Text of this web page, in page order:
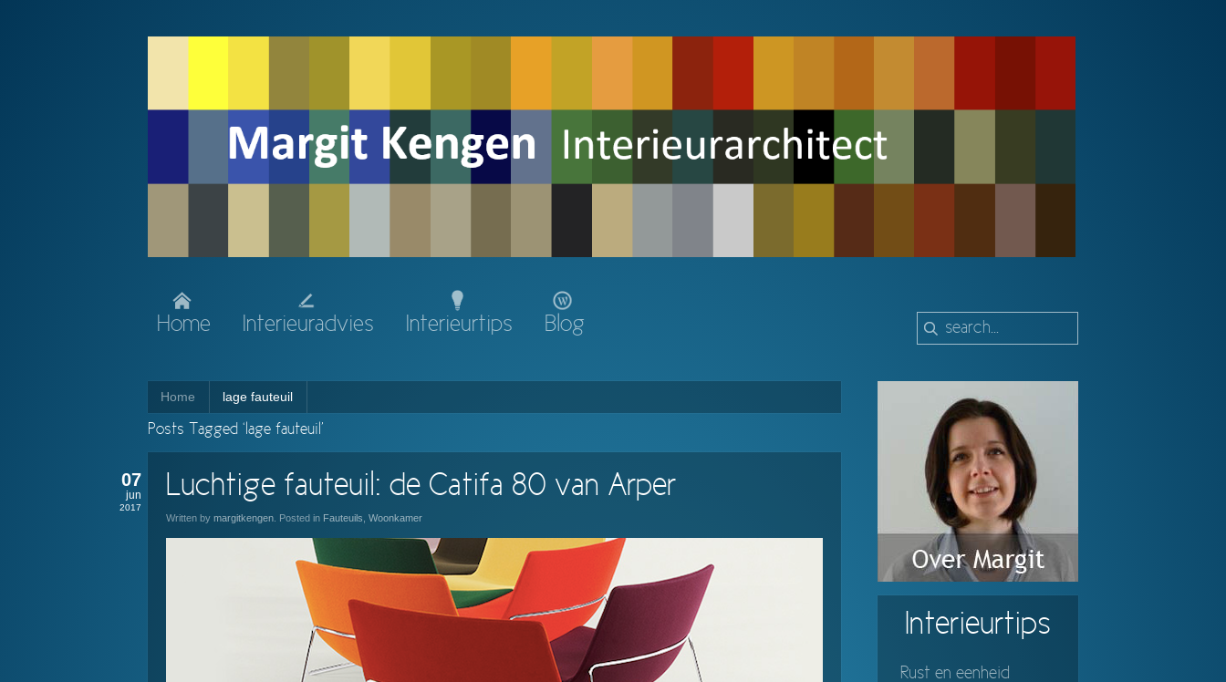
Home Interieuradvies Interieurtips Blog
Home lage fauteuil
Posts Tagged ‘lage fauteuil’
07
jun
2017
Luchtige fauteuil: de Catifa 80 van Arper
Written by margitkengen . Posted in Fauteuils Woonkamer
Interieurtips
Rust en eenheid